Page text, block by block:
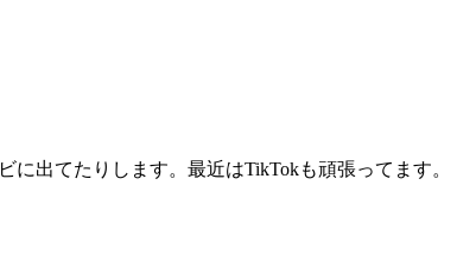
出てたりします。最近はTikTokも頑張ってます。